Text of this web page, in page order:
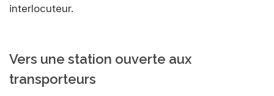
interlocuteur.
Vers une station ouverte aux
transporteurs